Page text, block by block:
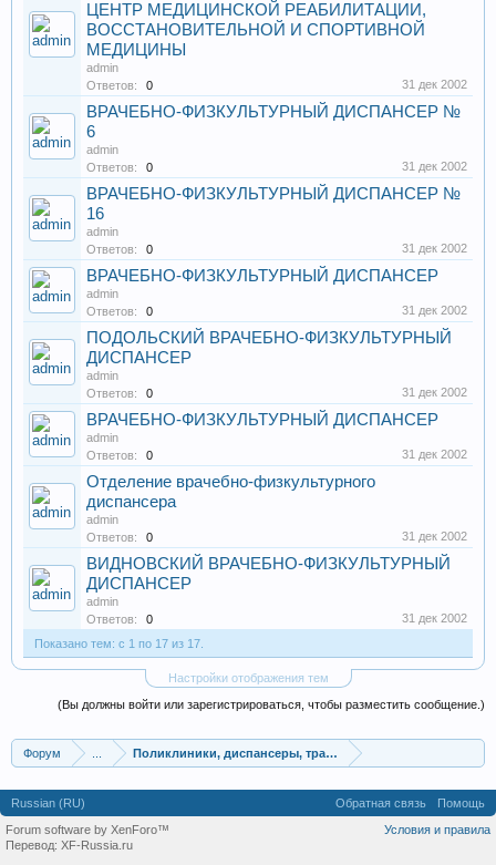
ЦЕНТР МЕДИЦИНСКОЙ РЕАБИЛИТАЦИИ,
ВОССТАНОВИТЕЛЬНОЙ И СПОРТИВНОЙ
МЕДИЦИНЫ
admin
Ответов:
0 31 дек 2002
ВРАЧЕБНО-ФИЗКУЛЬТУРНЫЙ ДИСПАНСЕР №
6
admin
Ответов:
0 31 дек 2002
ВРАЧЕБНО-ФИЗКУЛЬТУРНЫЙ ДИСПАНСЕР №
16
admin
Ответов:
0 31 дек 2002
ВРАЧЕБНО-ФИЗКУЛЬТУРНЫЙ ДИСПАНСЕР
admin
Ответов:
0 31 дек 2002
ПОДОЛЬСКИЙ ВРАЧЕБНО-ФИЗКУЛЬТУРНЫЙ
ДИСПАНСЕР
admin
Ответов:
0 31 дек 2002
ВРАЧЕБНО-ФИЗКУЛЬТУРНЫЙ ДИСПАНСЕР
admin
Ответов:
0 31 дек 2002
Отделение врачебно-физкультурного
диспансера
admin
Ответов:
0 31 дек 2002
ВИДНОВСКИЙ ВРАЧЕБНО-ФИЗКУЛЬТУРНЫЙ
ДИСПАНСЕР
admin
Ответов:
0
31 дек 2002
Показано тем: с 1 по 17 из 17.
Настройки отображения тем
(Вы должны войти или зарегистрироваться, чтобы разместить сообщение.)
Форум Поликлиники, диспансеры, травмпункты
Russian (RU) Обратная связь
Помощь
Условия и правила
Forum software by XenForo™
Перевод: XF-Russia.ru